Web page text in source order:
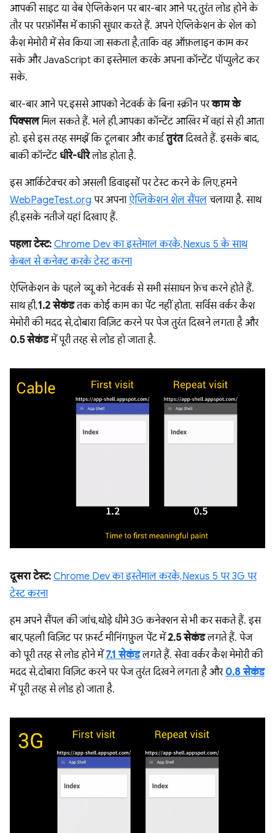
आपकी साइट या वेब ऐप्लिकेशन पर बार-बार आने पर, तुरंत लोड होने के
तौर पर परफ़ॉर्मेंस में काफ़ी सुधार करते हैं. अपने ऐप्लिकेशन के शेल को
कैश मेमोरी में सेव किया जा सकता है, ताकि वह ऑफ़लाइन काम कर
सके और JavaScript का इस्तेमाल करके अपना कॉन्टेंट पॉप्युलेट कर
सके.
बार-बार आने पर, इससे आपको नेटवर्क के बिना स्क्रीन परकाम के
पिक्सलमिल सकते हैं. भले ही, आपका कॉन्टेंट आखिर में वहां से ही आता
हो. इसे इस तरह समझें कि टूलबार और कार्डतुरंतदिखते हैं. इसके बाद,
बाकी कॉन्टेंट धीरे-धीरेलोड होता है.
इस आर्किटेक्चर को असली डिवाइसों पर टेस्ट करने के लिए, हमने
WebPageTest.org पर अपनाऐप्लिकेशन शेल सैंपल चलाया है. साथ
ही, इसके नतीजे यहां दिखाए हैं.
पहला टेस्ट: Chrome Dev का इस्तेमाल करके, Nexus 5 के साथ
केबल से कनेक्ट करके टेस्ट करना
ऐप्लिकेशन के पहले व्यू को नेटवर्क से सभी संसाधन फ़ेच करने होते हैं.
साथ ही,1.2 सेकंडतक कोई काम का पेंट नहीं होता. सर्विस वर्कर कैश
मेमोरी की मदद से, दोबारा विज़िट करने पर पेज तुरंत दिखने लगता है और
0.5 सेकंडमें पूरी तरह से लोड हो जाता है.
दूसरा टेस्ट: Chrome Dev का इस्तेमाल करके, Nexus 5 पर 3G पर
टेस्ट करना
हम अपने सैंपल की जांच, थोड़े धीमे 3G कनेक्शन से भी कर सकते हैं. इस
बार, पहली विज़िट पर फ़र्स्ट मीनिंगफ़ुल पेंट में 2.5 सेकंडलगते हैं. पेज
को पूरी तरह से लोड होने में 7.1 सेकंडलगते हैं. सेवा वर्कर कैश मेमोरी की
मदद से, दोबारा विज़िट करने पर पेज तुरंत दिखने लगता है और 0.8 सेकंड
में पूरी तरह से लोड हो जाता है.